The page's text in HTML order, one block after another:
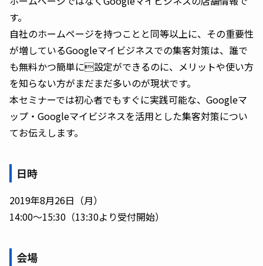
す。
自社のホームページを持つことと同等以上に、その重要性
が増しているGoogleマイビジネスでの集客対策は、誰で
も無料かつ簡単に設定ができるのに、メリットや使い方
を知らない方がまだまだ多いのが現状です。
本セミナーでは初心者でもすぐに実践可能な、Googleマ
ップ・Googleマイビジネスを活用とした集客対策につい
てお伝えします。
日時
2019年8月26日（月）
14:00〜15:30（13:30より受付開始）
会場